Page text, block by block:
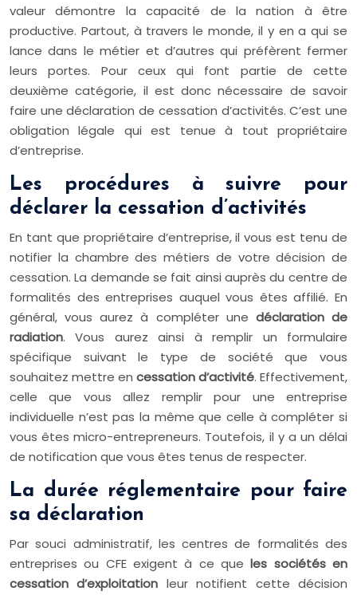
valeur démontre la capacité de la nation à être
productive. Partout, à travers le monde, il y en a qui se
lance dans le métier et d’autres qui préfèrent fermer
leurs portes. Pour ceux qui font partie de cette
deuxième catégorie, il est donc nécessaire de savoir
faire une déclaration de cessation d’activités. C’est une
obligation légale qui est tenue à tout propriétaire
d’entreprise.
Les procédures à suivre pour
déclarer la cessation d’activités
En tant que propriétaire d’entreprise, il vous est tenu de
notifier la chambre des métiers de votre décision de
cessation. La demande se fait ainsi auprès du centre de
formalités des entreprises auquel vous êtes affilié. En
général, vous aurez à compléter une déclaration de
radiation. Vous aurez ainsi à remplir un formulaire
spécifique suivant le type de société que vous
souhaitez mettre en cessation d’activité. Effectivement,
celle que vous allez remplir pour une entreprise
individuelle n’est pas la même que celle à compléter si
vous êtes micro-entrepreneurs. Toutefois, il y a un délai
de notification que vous êtes tenus de respecter.
La durée réglementaire pour faire
sa déclaration
Par souci administratif, les centres de formalités des
entreprises ou CFE exigent à ce queles sociétés en
cessation d’exploitation leur notifient cette décision